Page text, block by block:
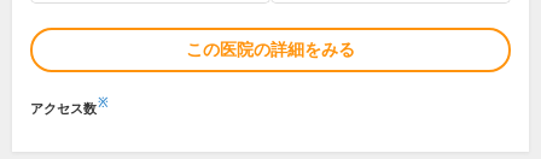
この医院の詳細をみる
アクセス数※